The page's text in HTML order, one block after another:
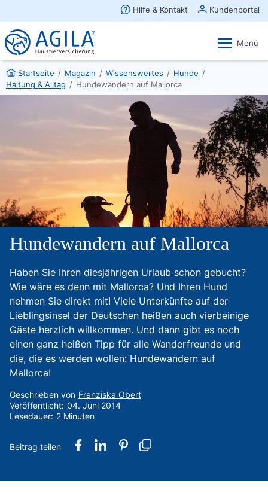
Startseite / Magazin / Wissenswertes / Hunde /
Haltung & Alltag / Hundewandern auf Mallorca
Hundewandern auf Mallorca
Haben Sie Ihren diesjährigen Urlaub schon gebucht?
Wie wäre es denn mit Mallorca? Und Ihren Hund
nehmen Sie direkt mit! Viele Unterkünfte auf der
Lieblingsinsel der Deutschen heißen auch vierbeinige
Gäste herzlich willkommen. Und dann gibt es noch
einen ganz heißen Tipp für alle Wanderfreunde und
die, die es werden wollen: Hundewandern auf
Mallorca!
Geschrieben von Franziska Obert
Veröffentlicht: 04. Juni 2014
Lesedauer: 2 Minuten
×
AGILA Kunden-App
Gratis - Im Play Store laden
Ansehen